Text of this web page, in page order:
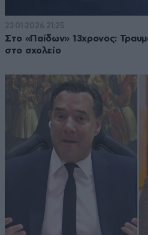
23·01·2026 21:25
Στο «Παίδων» 13χρονος:
στο σχολείο